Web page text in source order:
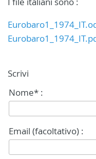
Scrivi
Nome* :
Email (facoltativo) :